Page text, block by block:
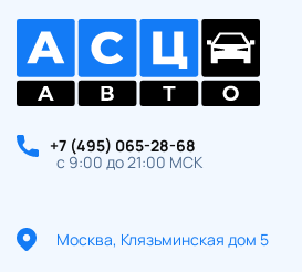
Оставить заявку
Отправляя данную форму Вы даете
персональных данных
+7 (495) 065-28-68
с 9:00 до 21:00 МСК
Москва, Клязьминская дом 5